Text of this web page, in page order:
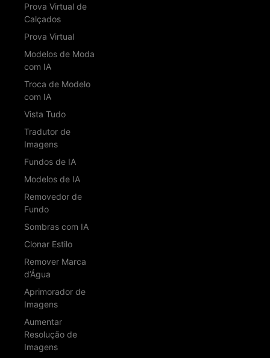
Prova Virtual de
Calçados
Prova Virtual
Modelos de Moda
com IA
Troca de Modelo
com IA
Vista Tudo
Tradutor de
Imagens
Fundos de IA
Modelos de IA
Removedor de
Fundo
Sombras com IA
Clonar Estilo
Remover Marca
d’Água
Aprimorador de
Imagens
Aumentar
Resolução de
Imagens